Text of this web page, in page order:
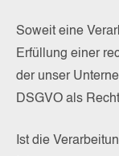
Soweit eine
Erfüllung einer
der unser
DSGVO als
Ist die